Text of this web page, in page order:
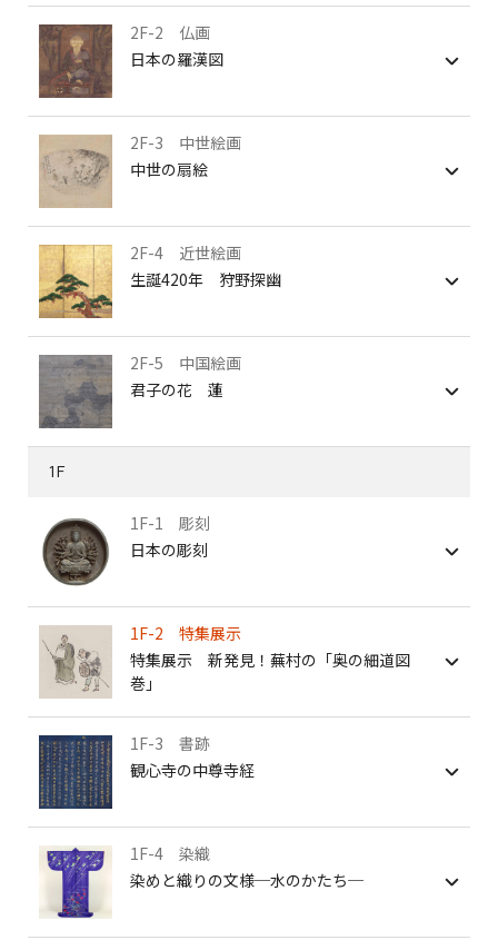
2F-2 仏画
日本の羅漢図
2F-3 中世絵画
中世の扇絵
2F-4 近世絵画
生誕420年 狩野探幽
2F-5 中国絵画
君子の花 蓮
1F
1F-1 彫刻
日本の彫刻
1F-2 特集展示
特集展示 新発見！蕪村の「奥の細道図
巻」
1F-3 書跡
観心寺の中尊寺経
1F-4 染織
染めと織りの文様─水のかたち─